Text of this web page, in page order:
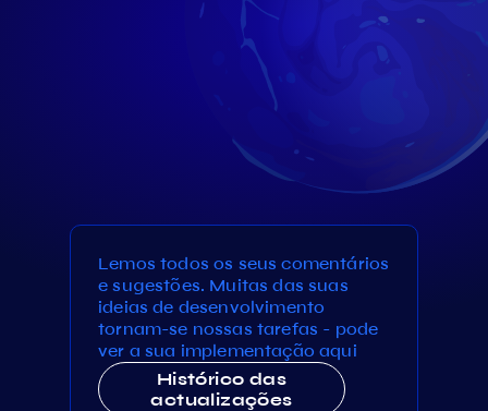
Lemos todos os seus comentários
e sugestões. Muitas das suas
ideias de desenvolvimento
tornam-se nossas tarefas - pode
ver a sua implementação aqui
Histórico das
actualizações